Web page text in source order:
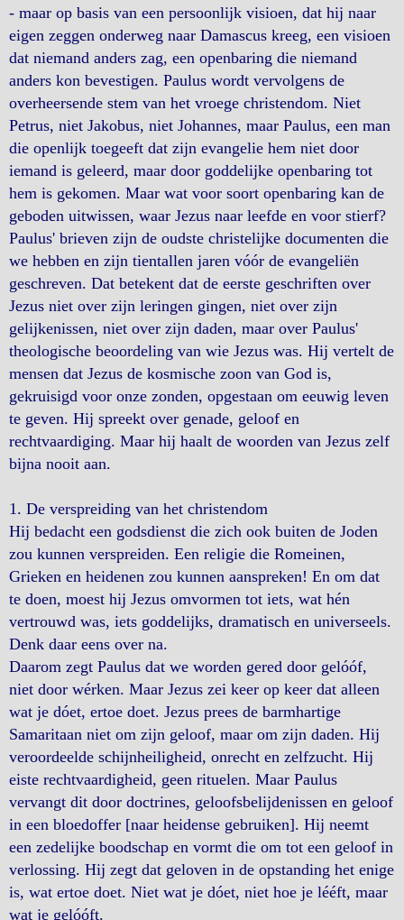
- maar op basis van een persoonlijk visioen, dat hij naar
eigen zeggen onderweg naar Damascus kreeg, een visioen
dat niemand anders zag, een openbaring die niemand
anders kon bevestigen. Paulus wordt vervolgens de
overheersende stem van het vroege christendom. Niet
Petrus, niet Jakobus, niet Johannes, maar Paulus, een man
die openlijk toegeeft dat zijn evangelie hem niet door
iemand is geleerd, maar door goddelijke openbaring tot
hem is gekomen. Maar wat voor soort openbaring kan de
geboden uitwissen, waar Jezus naar leefde en voor stierf?
Paulus' brieven zijn de oudste christelijke documenten die
we hebben en zijn tientallen jaren vóór de evangeliën
geschreven. Dat betekent dat de eerste geschriften over
Jezus niet over zijn leringen gingen, niet over zijn
gelijkenissen, niet over zijn daden, maar over Paulus'
theologische beoordeling van wie Jezus was. Hij vertelt de
mensen dat Jezus de kosmische zoon van God is,
gekruisigd voor onze zonden, opgestaan om eeuwig leven
te geven. Hij spreekt over genade, geloof en
rechtvaardiging. Maar hij haalt de woorden van Jezus zelf
bijna nooit aan.
1. De verspreiding van het christendom
Hij bedacht een godsdienst die zich ook buiten de Joden
zou kunnen verspreiden. Een religie die Romeinen,
Grieken en heidenen zou kunnen aanspreken! En om dat
te doen, moest hij Jezus omvormen tot iets, wat hén
vertrouwd was, iets goddelijks, dramatisch en universeels.
Denk daar eens over na.
Daarom zegt Paulus dat we worden gered door gelóóf,
niet door wérken. Maar Jezus zei keer op keer dat alleen
wat je dóet, ertoe doet. Jezus prees de barmhartige
Samaritaan niet om zijn geloof, maar om zijn daden. Hij
veroordeelde schijnheiligheid, onrecht en zelfzucht. Hij
eiste rechtvaardigheid, geen rituelen. Maar Paulus
vervangt dit door doctrines, geloofsbelijdenissen en geloof
in een bloedoffer [naar heidense gebruiken]. Hij neemt
een zedelijke boodschap en vormt die om tot een geloof in
verlossing. Hij zegt dat geloven in de opstanding het enige
is, wat ertoe doet. Niet wat je dóet, niet hoe je lééft, maar
wat je gelóóft.